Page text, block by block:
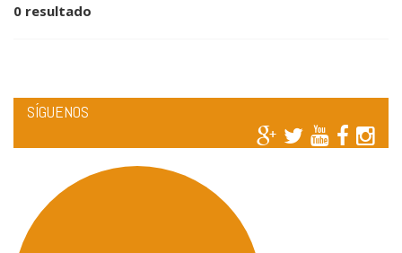
0 resultado
SÍGUENOS